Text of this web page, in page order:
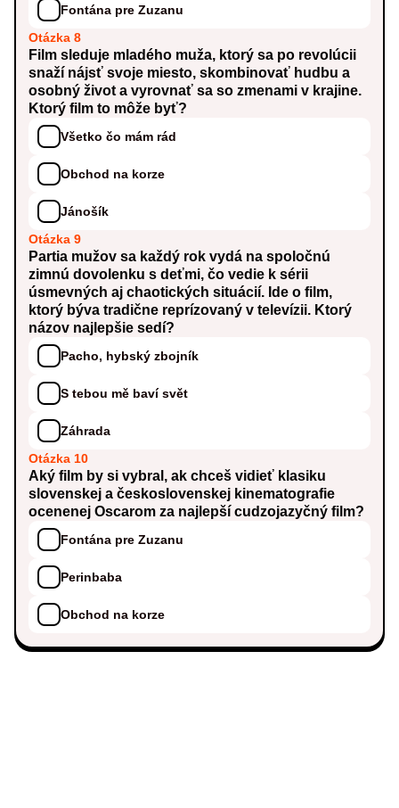
Fontána pre Zuzanu
Otázka 8
Film sleduje mladého muža, ktorý sa po revolúcii
snaží nájsť svoje miesto, skombinovať hudbu a
osobný život a vyrovnať sa so zmenami v krajine.
Ktorý film to môže byť?
Všetko čo mám rád
Obchod na korze
Jánošík
Otázka 9
Partia mužov sa každý rok vydá na spoločnú
zimnú dovolenku s deťmi, čo vedie k sérii
úsmevných aj chaotických situácií. Ide o film,
ktorý býva tradične reprízovaný v televízii. Ktorý
názov najlepšie sedí?
Pacho, hybský zbojník
S tebou mě baví svět
Záhrada
Otázka 10
Aký film by si vybral, ak chceš vidieť klasiku
slovenskej a československej kinematografie
ocenenej Oscarom za najlepší cudzojazyčný film?
Fontána pre Zuzanu
Perinbaba
Obchod na korze